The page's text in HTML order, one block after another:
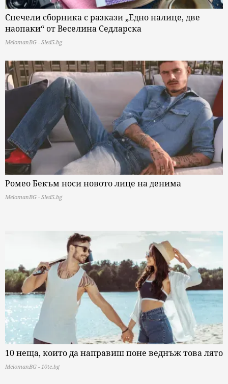
Спечели сборника с разкази „Едно налице, две
наопаки“ от Веселина Седларска
MelomanBG - Sled5.bg
Ромео Бекъм носи новото лице на денима
MelomanBG - Sled5.bg
10 неща, които да направиш поне веднъж това лято
MelomanBG - 10te.bg